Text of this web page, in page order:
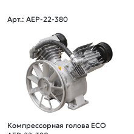
Арт.: AEP-22-380
Компрессорная голова ECO